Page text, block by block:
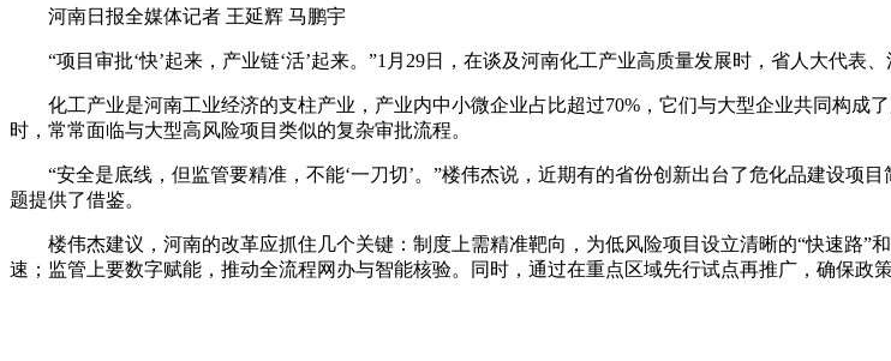
河南日报全媒体记者 王延辉 马鹏宇
“项目审批‘快’起来，产业链‘活’起来。”1月29日，在谈及河南化工产业高质量发展时，省人大代表
化工产业是河南工业经济的支柱产业，产业内中小微企业占比超过70%，它们与大型企业共同构成
时，常常面临与大型高风险项目类似的复杂审批流程。
“安全是底线，但监管要精准，不能‘一刀切’。”楼伟杰说，近期有的省份创新出台了危化品建设项
题提供了借鉴。
楼伟杰建议，河南的改革应抓住几个关键：制度上需精准靶向，为低风险项目设立清晰的“快速路”
速；监管上要数字赋能，推动全流程网办与智能核验。同时，通过在重点区域先行试点再推广，确保政策